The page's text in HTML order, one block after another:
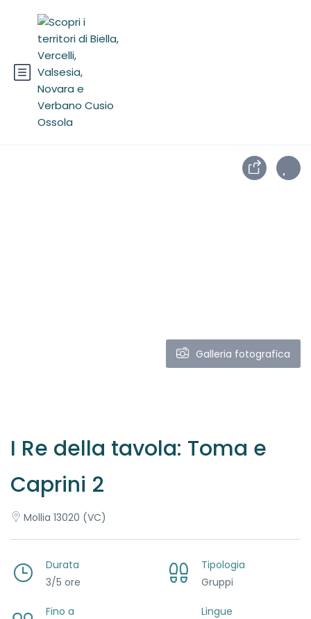
Galleria fotografica
I Re della tavola: Toma e
Caprini 2
Mollia 13020 (VC)
Durata
3/5 ore
Tipologia
Gruppi
Fino a
Lingue